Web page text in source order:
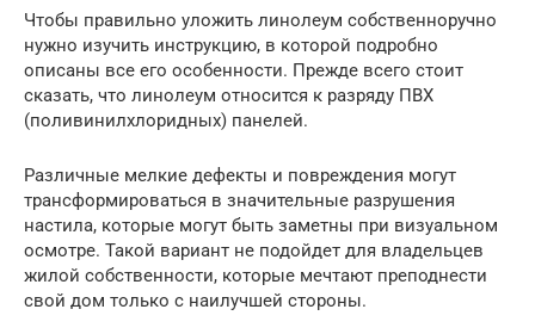
Чтобы правильно уложить линолеум собственноручно
нужно изучить инструкцию, в которой подробно
описаны все его особенности. Прежде всего стоит
сказать, что линолеум относится к разряду ПВХ
(поливинилхлоридных) панелей.
Различные мелкие дефекты и повреждения могут
трансформироваться в значительные разрушения
настила, которые могут быть заметны при визуальном
осмотре. Такой вариант не подойдет для владельцев
жилой собственности, которые мечтают преподнести
свой дом только с наилучшей стороны.